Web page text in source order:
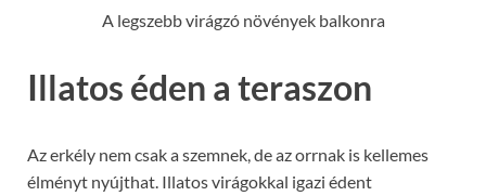
A legszebb virágzó növények balkonra
Illatos éden a teraszon
Az erkély nem csak a szemnek, de az orrnak is kellemes
élményt nyújthat. Illatos virágokkal igazi édent